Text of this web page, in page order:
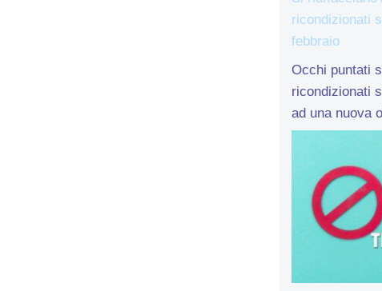
ricondizionati
febbraio
Occhi puntati
ricondizionati
ad una nuova